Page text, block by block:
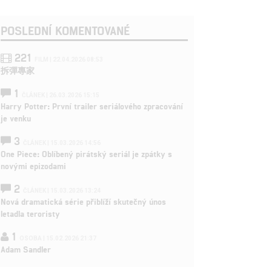
POSLEDNÍ KOMENTOVANÉ
221
拆彈專家
1
Harry Potter: První trailer seriálového zpracování
je venku
3
One Piece: Oblíbený pirátský seriál je zpátky s
novými epizodami
2
Nová dramatická série přiblíží skutečný únos
letadla teroristy
1
Adam Sandler